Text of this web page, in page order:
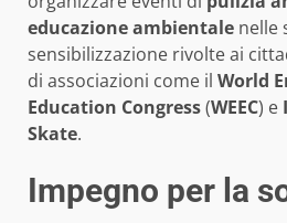
educazione ambientale nelle
sensibilizzazione rivolte ai
di associazioni come il World
Education Congress(WEEC) e
Skate.
Impegno per la